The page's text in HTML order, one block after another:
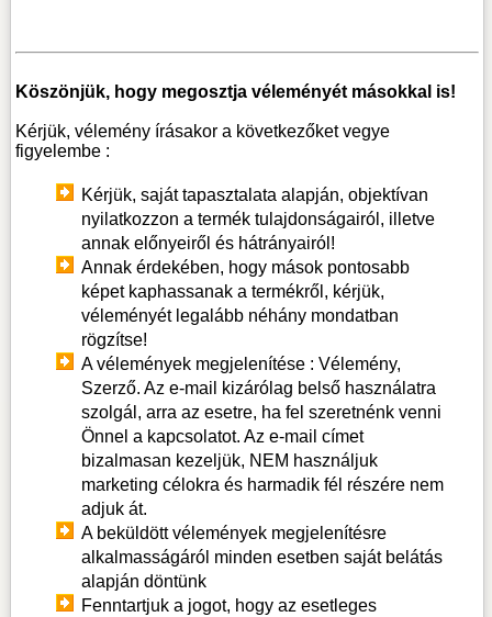
Köszönjük, hogy megosztja véleményét másokkal is!
Kérjük, vélemény írásakor a következőket vegye
figyelembe :
Kérjük, saját tapasztalata alapján, objektívan
nyilatkozzon a termék tulajdonságairól, illetve
annak előnyeiről és hátrányairól!
Annak érdekében, hogy mások pontosabb
képet kaphassanak a termékről, kérjük,
véleményét legalább néhány mondatban
rögzítse!
A vélemények megjelenítése : Vélemény,
Szerző. Az e-mail kizárólag belső használatra
szolgál, arra az esetre, ha fel szeretnénk venni
Önnel a kapcsolatot. Az e-mail címet
bizalmasan kezeljük, NEM használjuk
marketing célokra és harmadik fél részére nem
adjuk át.
A beküldött vélemények megjelenítésre
alkalmasságáról minden esetben saját belátás
alapján döntünk
Fenntartjuk a jogot, hogy az esetleges